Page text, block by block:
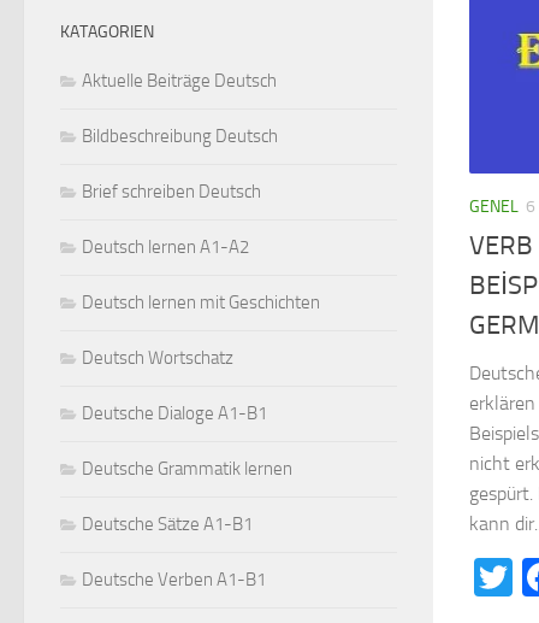
GENEL 6
VERB
erklären
nicht
kann dir...
KATAGORIEN
Aktuelle Beiträge Deutsch
Bildbeschreibung Deutsch
Brief schreiben Deutsch
Deutsch lernen A1-A2
Deutsch lernen mit Geschichten
Deutsch Wortschatz
Deutsche Dialoge A1-B1
Deutsche Grammatik lernen
Deutsche Sätze A1-B1
Deutsche Verben A1-B1